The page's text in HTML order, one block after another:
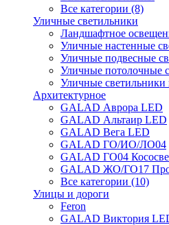
Все категории (8)
Уличные светильники
Ландшафтное
Уличные настенные
Уличные подвесные
Уличные потолочные
Уличные светильники
Архитектурное
GALAD Аврора LED
GALAD Альтаир LED
GALAD Вега LED
GALAD ГО/ИО/ЛО04
GALAD ГО04
GALAD ЖО/ГО17
Все категории (10)
Улицы и дороги
Feron
GALAD Виктория